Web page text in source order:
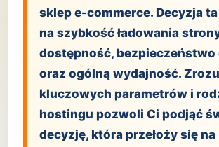
sklep e-commerce. Decyzja ta
na szybkość ładowania
dostępność, bezpieczeństwo
oraz ogólną wydajność.
kluczowych parametrów i
hostingu pozwoli Ci podjąć
decyzję, która przełoży się na